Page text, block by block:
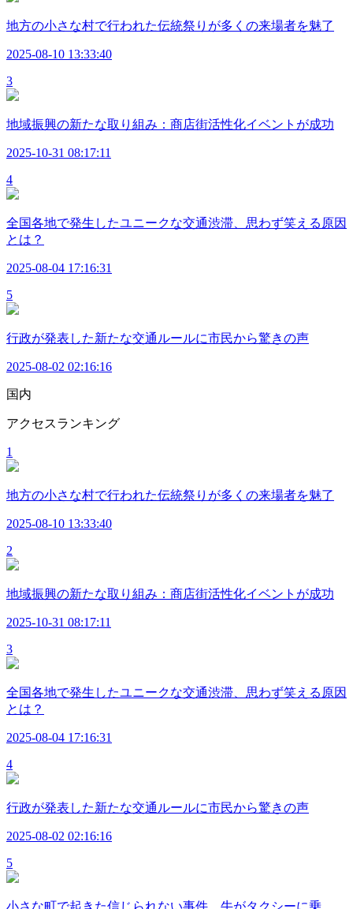
地方の小さな村で行われた伝統祭りが多くの来場者を魅了
2025-08-10 13:33:40
3
地域振興の新たな取り組み：商店街活性化イベントが成功
2025-10-31 08:17:11
4
全国各地で発生したユニークな交通渋滞、思わず笑える原因
とは？
2025-08-04 17:16:31
5
行政が発表した新たな交通ルールに市民から驚きの声
2025-08-02 02:16:16
国内
アクセスランキング
1
地方の小さな村で行われた伝統祭りが多くの来場者を魅了
2025-08-10 13:33:40
2
地域振興の新たな取り組み：商店街活性化イベントが成功
2025-10-31 08:17:11
3
全国各地で発生したユニークな交通渋滞、思わず笑える原因
とは？
2025-08-04 17:16:31
4
行政が発表した新たな交通ルールに市民から驚きの声
2025-08-02 02:16:16
5
小さな町で起きた信じられない事件、牛がタクシーに乗